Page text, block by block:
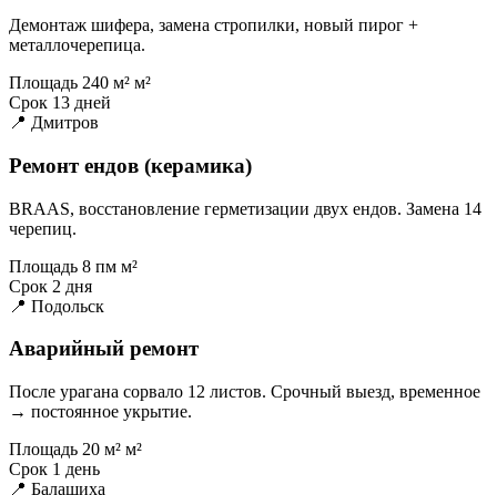
Демонтаж шифера, замена стропилки, новый пирог +
металлочерепица.
Площадь 240 м² м²
Срок 13 дней
📍 Дмитров
Ремонт ендов (керамика)
BRAAS, восстановление герметизации двух ендов. Замена 14
черепиц.
Площадь 8 пм м²
Срок 2 дня
📍 Подольск
Аварийный ремонт
После урагана сорвало 12 листов. Срочный выезд, временное
→ постоянное укрытие.
Площадь 20 м² м²
Срок 1 день
📍 Балашиха